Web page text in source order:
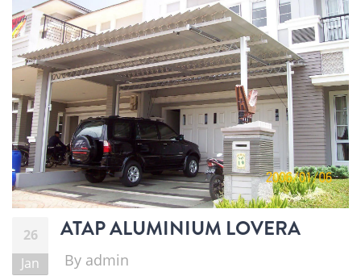
26
Jan
ATAP ALUMINIUM LOVERA
By admin